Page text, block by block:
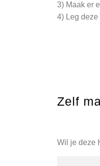
3) Maak er
4) Leg deze
Zelf
Wil je deze